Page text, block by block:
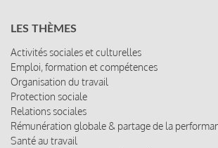
LES THÈMES
Activités sociales et culturelles
Emploi, formation et compétences
Organisation du travail
Protection sociale
Relations sociales
Rémunération globale & partage de la
Santé au travail